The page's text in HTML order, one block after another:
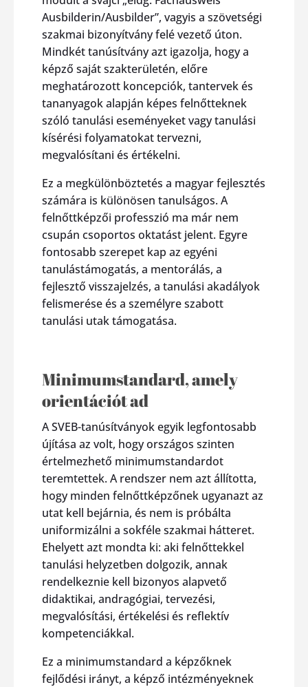
Ausbilderin/Ausbilder”, vagyis a szövetségi
szakmai bizonyítvány felé vezető úton.
Mindkét tanúsítvány azt igazolja, hogy a
képző saját szakterületén, előre
meghatározott koncepciók, tantervek és
tananyagok alapján képes felnőtteknek
szóló tanulási eseményeket vagy tanulási
kísérési folyamatokat tervezni,
megvalósítani és értékelni.
Ez a megkülönböztetés a magyar fejlesztés
számára is különösen tanulságos. A
felnőttképzői professzió ma már nem
csupán csoportos oktatást jelent. Egyre
fontosabb szerepet kap az egyéni
tanulástámogatás, a mentorálás, a
fejlesztő visszajelzés, a tanulási akadályok
felismerése és a személyre szabott
tanulási utak támogatása.
Minimumstandard, amely
orientációt ad
A SVEB-tanúsítványok egyik legfontosabb
újítása az volt, hogy országos szinten
értelmezhető minimumstandardot
teremtettek. A rendszer nem azt állította,
hogy minden felnőttképzőnek ugyanazt az
utat kell bejárnia, és nem is próbálta
uniformizálni a sokféle szakmai hátteret.
Ehelyett azt mondta ki: aki felnőttekkel
tanulási helyzetben dolgozik, annak
rendelkeznie kell bizonyos alapvető
didaktikai, andragógiai, tervezési,
megvalósítási, értékelési és reflektív
kompetenciákkal.
Ez a minimumstandard a képzőknek
fejlődési irányt, a képző intézményeknek